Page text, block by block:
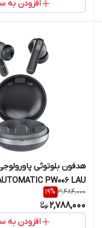
افزودن به
PW006 LAU
3,484,000
19%
2,788,000
افزودن به